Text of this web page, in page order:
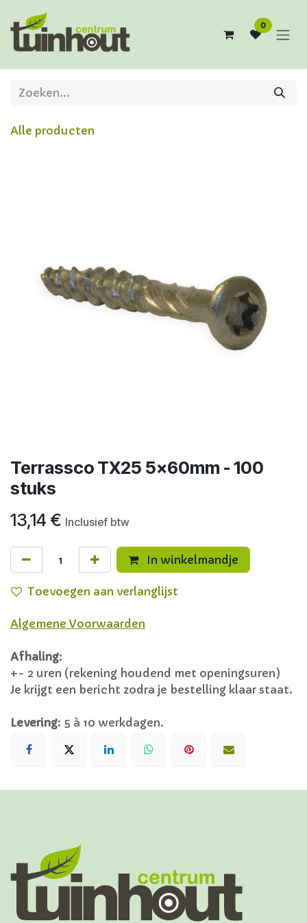
0
Alle producten
Terrassco TX25 5x60mm - 100
stuks
13,14 € Inclusief btw
In winkelmandje
Toevoegen aan verlanglijst
Algemene Voorwaarden
Afhaling:
+- 2 uren (rekening houdend met openingsuren)
Je krijgt een bericht zodra je bestelling klaar staat.
Levering: 5 à 10 werkdagen.